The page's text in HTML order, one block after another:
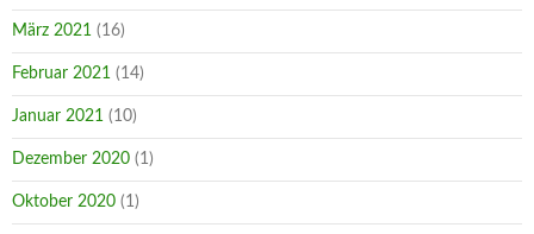
März 2021 (16)
Februar 2021 (14)
Januar 2021 (10)
Dezember 2020 (1)
Oktober 2020 (1)